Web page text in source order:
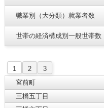
職業別（大分類）就業者数
世帯の経済構成別一般世帯数
1 2
3
宮前町
三橋五丁目